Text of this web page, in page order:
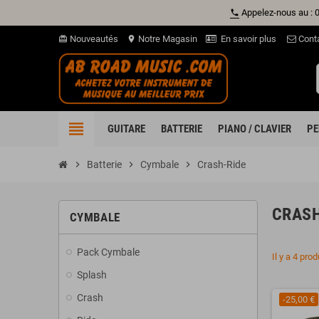
phone Appelez-nous au :
card_giftcard Nouveautés location_on Notre Magasin En savoir plus
view_headline GUITARE BATTERIE PIANO / CLAVIER
chevron_right Batterie chevron_right Cymbale chevron_right Crash-Ride
CYMBALE
Pack Cymbale
Splash
Crash
Il y a 4
-25,00 €